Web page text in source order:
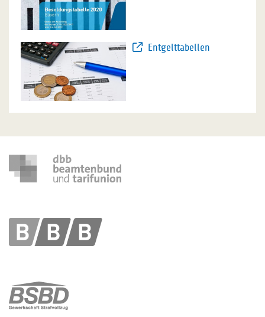
Entgelttabellen